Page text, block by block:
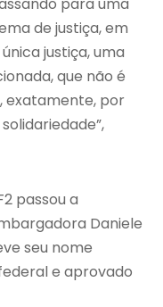
de justiça, em
justiça, uma
que não é
exatamente, por
passou a
Daniele
seu nome
e aprovado